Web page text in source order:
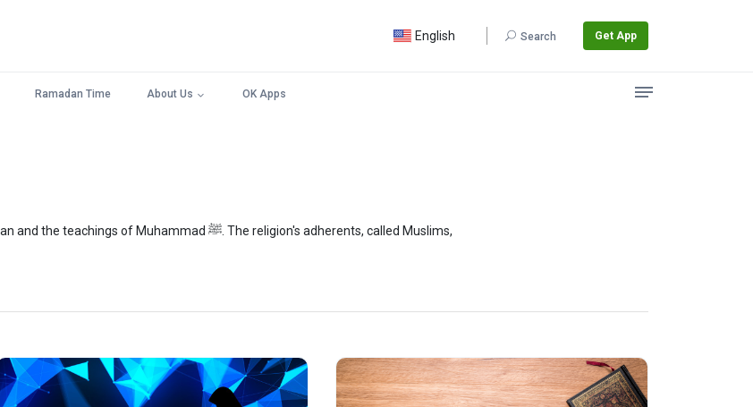
English Search Get App
Ramadan Time About Us OK Apps
Islam is an Abrahamic monotheistic religion based on the Quran and the teachings of Muhammad ﷺ. The religion's adherents, called Muslims,